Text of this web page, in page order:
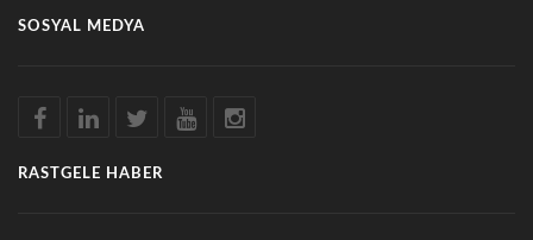
SOSYAL MEDYA
RASTGELE HABER